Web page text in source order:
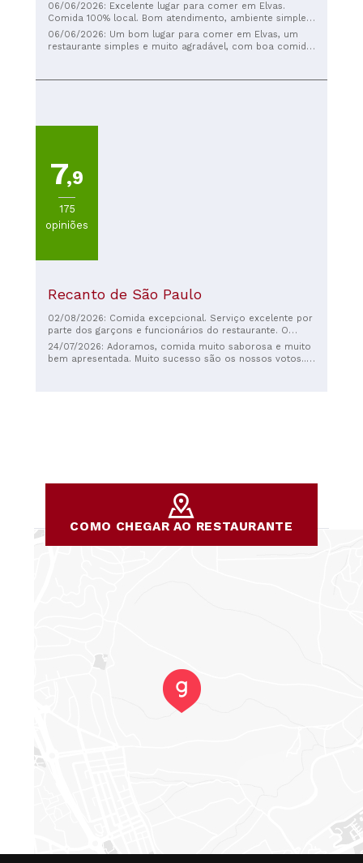
06/06/2026: Excelente lugar para comer em Elvas.
Comida 100% local. Bom atendimento, ambiente simples
e agradável. Comida boa.
06/06/2026: Um bom lugar para comer em Elvas, um
restaurante simples e muito agradável, com boa comida
7,9
175
opiniões
Recanto de São Paulo
02/08/2026: Comida excepcional. Serviço excelente por
parte dos garçons e funcionários do restaurante. O
arroz estava soberbo, nota 10. Preço razoável. Com
certeza voltarei.
24/07/2026: Adoramos, comida muito saborosa e muito
bem apresentada. Muito sucesso são os nossos votos...
COMO CHEGAR AO RESTAURANTE